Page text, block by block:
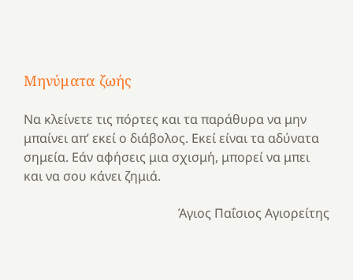
Μηνύματα ζωής
Να κλείνετε τις πόρτες και τα παράθυρα να μην
μπαίνει απ’ εκεί ο διάβολος. Εκεί είναι τα αδύνατα
σημεία. Εάν αφήσεις μια σχισμή, μπορεί να μπει
και να σου κάνει ζημιά.
Άγιος Παΐσιος Αγιορείτης